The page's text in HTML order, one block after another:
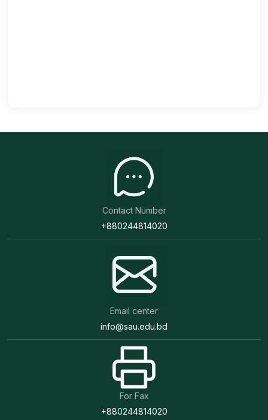
Contact Number
+880244814020
Email center
info@sau.edu.bd
For Fax
+880244814020